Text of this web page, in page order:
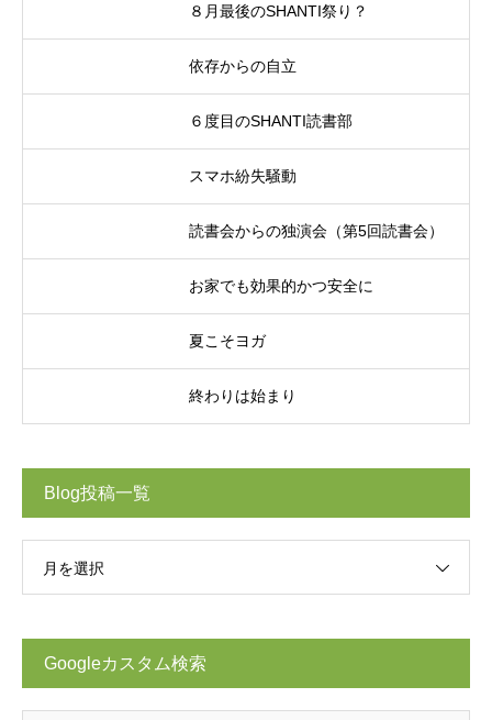
８月最後のSHANTI祭り？
依存からの自立
６度目のSHANTI読書部
スマホ紛失騒動
読書会からの独演会（第5回読書会）
お家でも効果的かつ安全に
夏こそヨガ
終わりは始まり
Blog投稿一覧
月を選択
Googleカスタム検索